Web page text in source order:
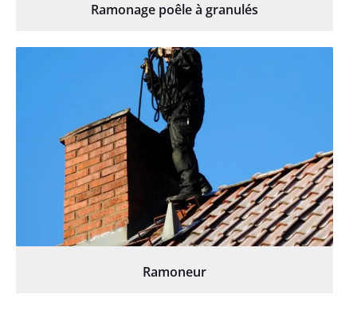
Ramonage poêle à granulés
Ramoneur